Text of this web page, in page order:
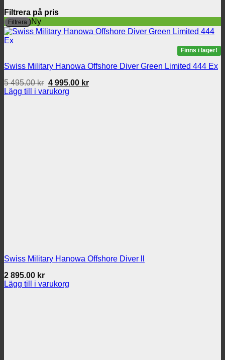
Filtrera på pris
Filtrera Ny
Finns i lager!
Swiss Military Hanowa Offshore Diver Green Limited 444 Ex
5 495.00kr Det
ursprungliga
priset
4 995.00 krDet
Lägg till i varukorg
Swiss Military Hanowa Offshore Diver ll
2 895.00 kr
Lägg till i varukorg